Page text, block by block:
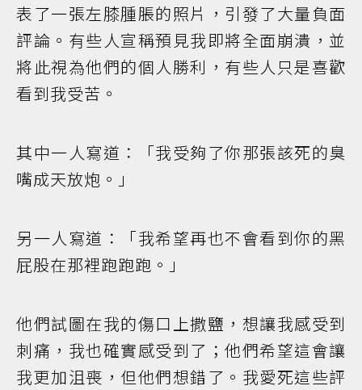
表了一張左膝腫脹的照片，引發了大量負面
評論。有些人宣稱預見我即將全面崩潰，並
將此視為他們的個人勝利，有些人只是喜歡
看到我受苦。
其中一人寫道：「我受夠了你那張該死的臭
嘴成天放炮。」
另一人寫道：「我希望再也不會看到你的黑
屁股在那裡跑跑跑。」
他們試圖在我的傷口上撒鹽，想讓我感受到
刺痛，我也確實感受到了；他們希望這會讓
我更加沮喪，但他們想錯了。我愛死這些評